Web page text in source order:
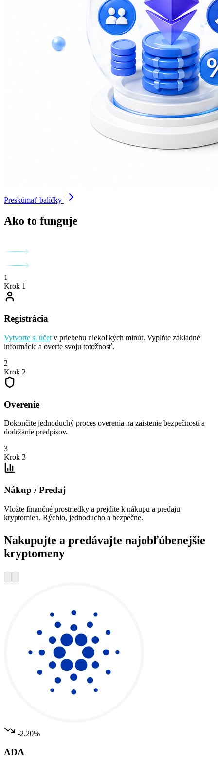
Preskúmať balíčky
Ako to funguje
1
Krok 1
Registrácia
Vytvorte si účet v priebehu niekoľkých minút. Vyplňte základné
informácie a overte svoju totožnosť.
2
Krok 2
Overenie
Dokončite jednoduchý proces overenia na zaistenie bezpečnosti a
dodržanie predpisov.
3
Krok 3
Nákup / Predaj
Vložte finančné prostriedky a prejdite k nákupu a predaju
kryptomien. Rýchlo, jednoducho a bezpečne.
Nakupujte a predávajte najobľúbenejšie
kryptomeny
-2.20%
ADA